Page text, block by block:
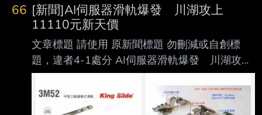
66 [新聞]AI伺服器滑軌爆發 川湖攻上
11110元新天價
文章標題 請使用 原新聞標題 勿刪減或自創標
題，違者4-1處分 AI伺服器滑軌爆發 川湖攻上
11110元新天價 南俊國際同步漲停 原文標
題： 請勿刪減或自創標題，違者4-1處分，此行
請刪除 AI伺服器滑軌爆發 川湖攻上11110元